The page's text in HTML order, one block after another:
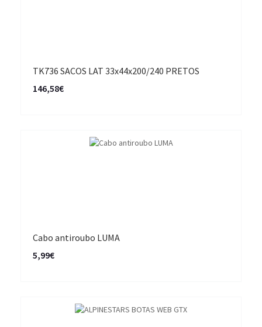
TK736 SACOS LAT 33x44x200/240 PRETOS
146,58€
Cabo antiroubo LUMA
5,99€